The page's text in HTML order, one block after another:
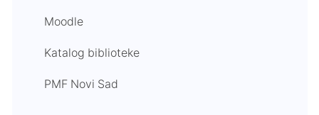
Moodle
Katalog biblioteke
PMF Novi Sad